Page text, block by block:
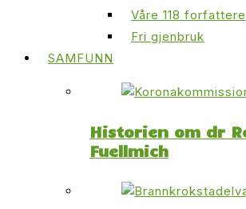
Våre 118 forfattere
Fri gjenbruk
SAMFUNN
Historien om dr
Fuellmich